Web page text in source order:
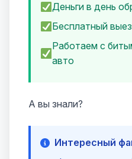
Деньги в день
Бесплатный
Работаем с
авто
А вы знали?
Интересный